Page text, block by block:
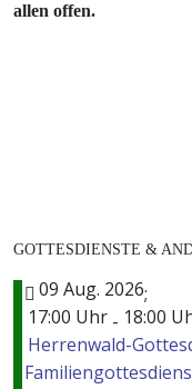
allen offen.
GOTTESDIENSTE &
09 Aug. 2026;
17:00 Uhr - 18:00
Herrenwald-